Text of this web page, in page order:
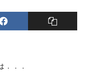
．．．